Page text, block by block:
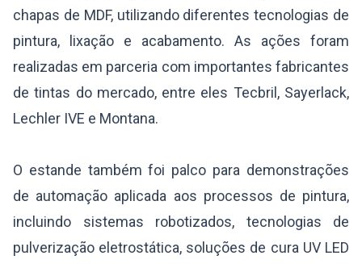
chapas de MDF, utilizando diferentes tecnologias de
pintura, lixação e acabamento. As ações foram
realizadas em parceria com importantes fabricantes
de tintas do mercado, entre eles Tecbril, Sayerlack,
Lechler IVE e Montana.
O estande também foi palco para demonstrações
de automação aplicada aos processos de pintura,
incluindo sistemas robotizados, tecnologias de
pulverização eletrostática, soluções de cura UV LED